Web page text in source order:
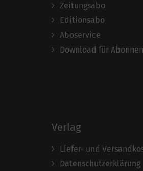
Zeitungsabo
Editionsabo
Aboservice
Download für
Verlag
Liefer- und
Datenschutzerklärung